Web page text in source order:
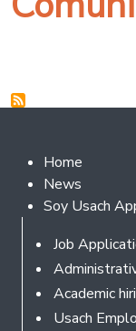
Footer 2
Home
News
Soy Usach
Footer
Job
Academic
Usach